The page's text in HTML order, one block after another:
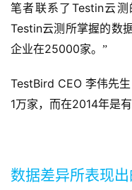
笔者联系了 Testin云测
Testin云测所掌握的数
企业在25000家。”
TestBird CEO 李伟先
1万家，而在2014年是有
数据差异所表现